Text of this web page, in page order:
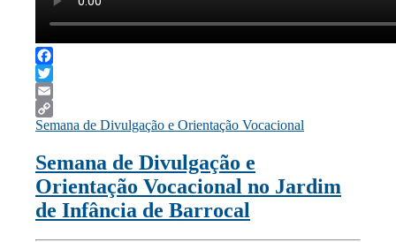
Facebook
Twitter
Email
Copy
Semana de Divulgação e Orientação Vocacional
Semana de Divulgação e
Orientação Vocacional no Jardim
de Infância de Barrocal